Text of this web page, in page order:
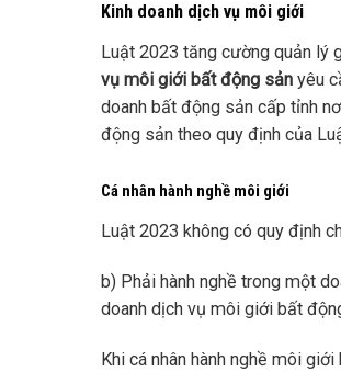
Kinh doanh dịch vụ môi giới
Luật 2023 tăng cường quản lý
vụ môi giới bất động sản yêu
doanh bất động sản cấp tỉnh
động sản theo quy định của
Cá nhân hành nghề môi giới
Luật 2023 không có quy định
b) Phải hành nghề trong một
doanh dịch vụ môi giới bất
Khi cá nhân hành nghề môi